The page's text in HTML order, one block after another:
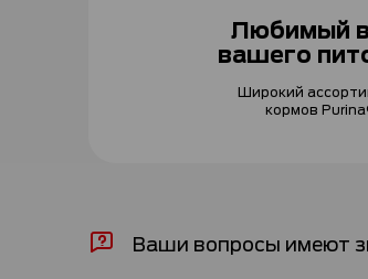
Любимый
вашего
Широкий
кормов
Ваши вопросы имеют